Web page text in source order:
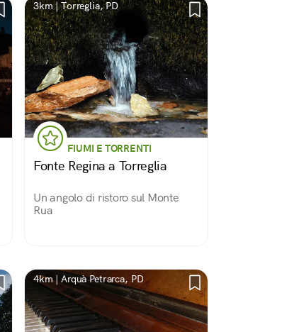
3km | Torreglia, PD
FIUMI E TORRENTI
Fonte Regina a Torreglia
Un angolo di ristoro sul Monte
Rua
4km | Arquà Petrarca, PD